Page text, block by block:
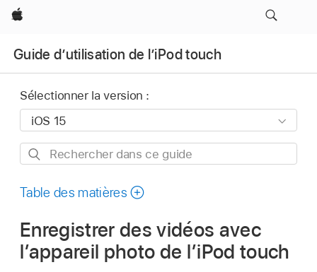
Apple
Guide d’utilisation de l’iPod touch
Sélectionner la version :
Rechercher
ce
Table des matières
Enregistrer des vidéos avec
l’appareil photo de l’iPod touch